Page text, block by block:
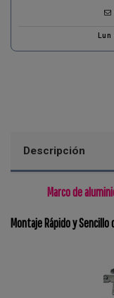
Descripción
Marco de
Montaje Rápido y